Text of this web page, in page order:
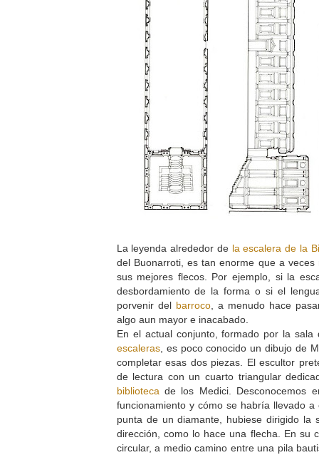
La leyenda alrededor de la escalera de la
del Buonarroti, es tan enorme que a
sus mejores flecos. Por ejemplo, si la
desbordamiento de la forma o si el
porvenir del barroco, a menudo hace
algo aun mayor e inacabado.
En el actual conjunto, formado por la
escaleras, es poco conocido un dibujo de
completar esas dos piezas. El escultor
de lectura con un cuarto triangular
biblioteca de los Medici. Desconocemos
funcionamiento y cómo se habría llevado
punta de un diamante, hubiese dirigido la
dirección, como lo hace una flecha. En su
circular, a medio camino entre una pila